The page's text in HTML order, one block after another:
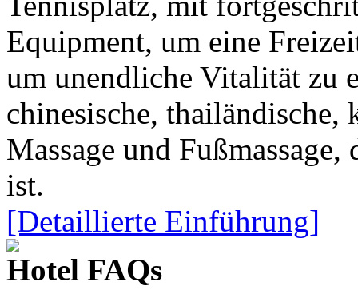
Equipment, um eine
um unendliche Vitalität zu
chinesische, thailändische,
Massage und
ist.
[Detaillierte Einführung]
Hotel FAQs